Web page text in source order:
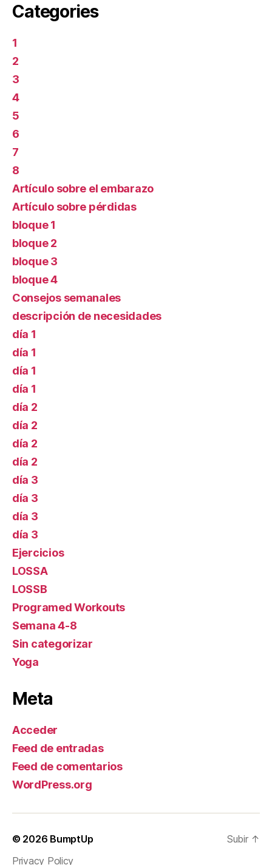
Categories
1
2
3
4
5
6
7
8
Artículo sobre el embarazo
Artículo sobre pérdidas
bloque 1
bloque 2
bloque 3
bloque 4
Consejos semanales
descripción de necesidades
día 1
día 1
día 1
día 1
día 2
día 2
día 2
día 2
día 3
día 3
día 3
día 3
Ejercicios
LOSSA
LOSSB
Programed Workouts
Semana 4-8
Sin categorizar
Yoga
Meta
Acceder
Feed de entradas
Feed de comentarios
WordPress.org
© 2026 BumptUp
Privacy Policy
Subir ↑